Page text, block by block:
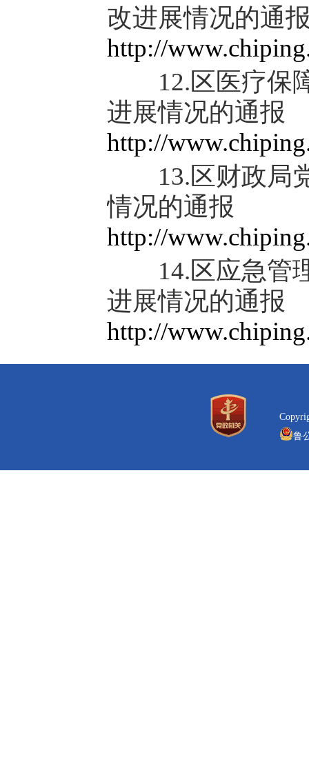
改进展情况的通
http://
12.区医疗保障
进展情况的通报
http://
13.区财政局党
情况的通报
http://
14.区应急管理
进展情况的通报
http://
鲁